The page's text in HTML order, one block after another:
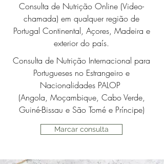
Consulta de Nutrição Online (Video-
chamada) em qualquer região de
Portugal Continental, Açores, Madeira e
exterior do país.
Consulta de Nutrição Internacional para
Portugueses no Estrangeiro e
Nacionalidades PALOP
(Angola, Moçambique, Cabo Verde,
Guiné-Bissau e São Tomé e Príncipe)
Marcar consulta